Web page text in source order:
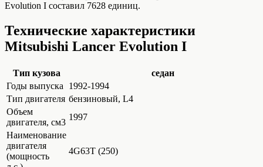
Evolution I составил 7628 единиц.
Технические характеристики
Mitsubishi Lancer Evolution I
Тип кузова
седан
Годы выпуска
1992-1994
Тип двигателя бензиновый, L4
Объем
двигателя, см3
1997
Наименование
двигателя
(мощность
4G63T (250)